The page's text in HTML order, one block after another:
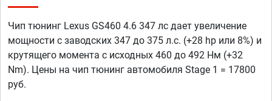
Чип тюнинг Lexus GS460 4.6 347 лс дает увеличение
мощности с заводских 347 до 375 л.с. (+28 hp или 8%) и
крутящего момента с исходных 460 до 492 Нм (+32
Nm). Цены на чип тюнинг автомобиля Stage 1 = 17800
руб.